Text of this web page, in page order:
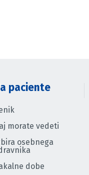
paciente
morate vedeti
osebnega
dobe